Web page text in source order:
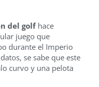
del golfhace
juego que
durante el Imperio
se sabe que este
curvo y una pelota